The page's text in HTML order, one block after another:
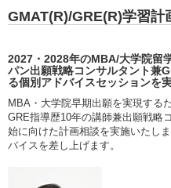
GMAT(R)/GRE(R)学習計
2027・2028年のMBA/大学院留
パン出願戦略コンサルタント兼
る個別アドバイスセッションを
MBA・大学院早期出願を実現する
GRE指導歴10年の講師兼出願戦略
始に向けた計画相談を実施いたし
バイスを差し上げます。